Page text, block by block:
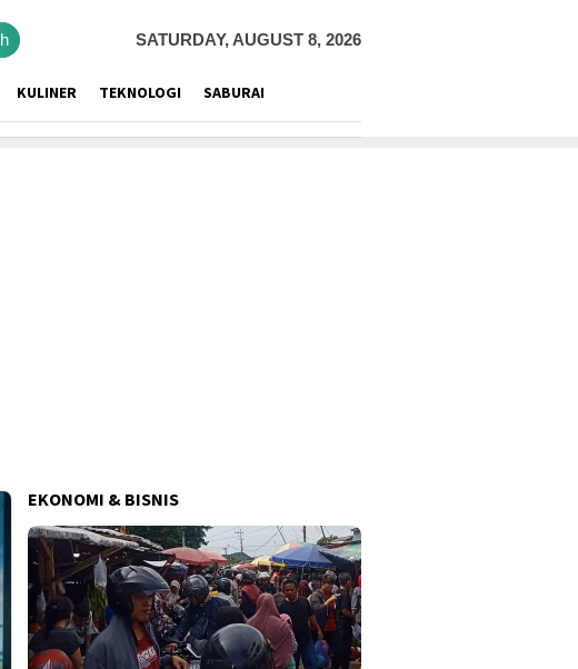
SATURDAY, AUGUST 8, 2026
KULINER TEKNOLOGI SABURAI
EKONOMI & BISNIS